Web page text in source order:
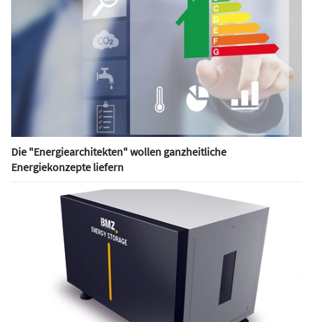
Die "Energiearchitekten" wollen ganzheitliche
Energiekonzepte liefern